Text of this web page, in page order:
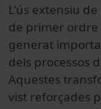
L'ús extensiu
de primer ordre
generat
dels processos
Aquestes
vist reforçades